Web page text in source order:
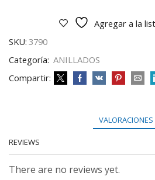
Agregar a la
SKU: 3790
Categoría: ANILLADOS
Compartir:
VALORACIONES
REVIEWS
There are no reviews yet.